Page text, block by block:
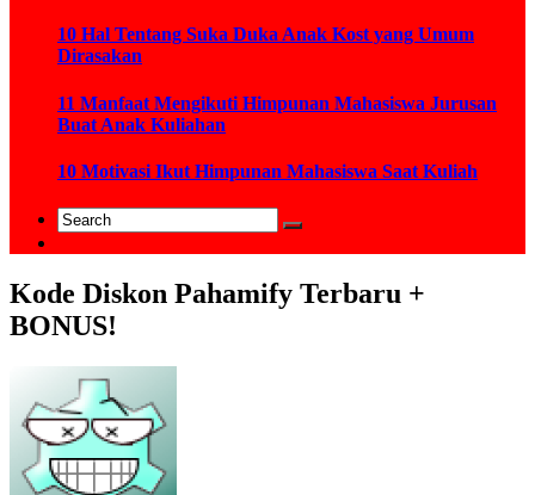
10 Hal Tentang Suka Duka Anak Kost yang Umum
Dirasakan
11 Manfaat Mengikuti Himpunan Mahasiswa Jurusan
Buat Anak Kuliahan
10 Motivasi Ikut Himpunan Mahasiswa Saat Kuliah
Kode Diskon Pahamify Terbaru +
BONUS!